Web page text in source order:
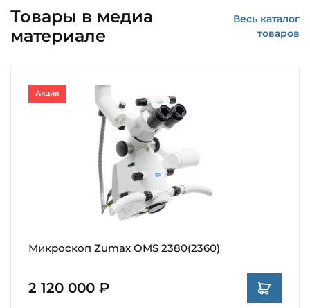
Товары в медиа
материале
Весь каталог
товаров
Микроскоп Zumax OMS 2380(2360)
2 120 000 ₽
Акция